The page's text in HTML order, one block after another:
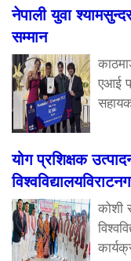
नेपाली युवा
सम्मान
एआई
योग प्रशिक्षक
कोशी